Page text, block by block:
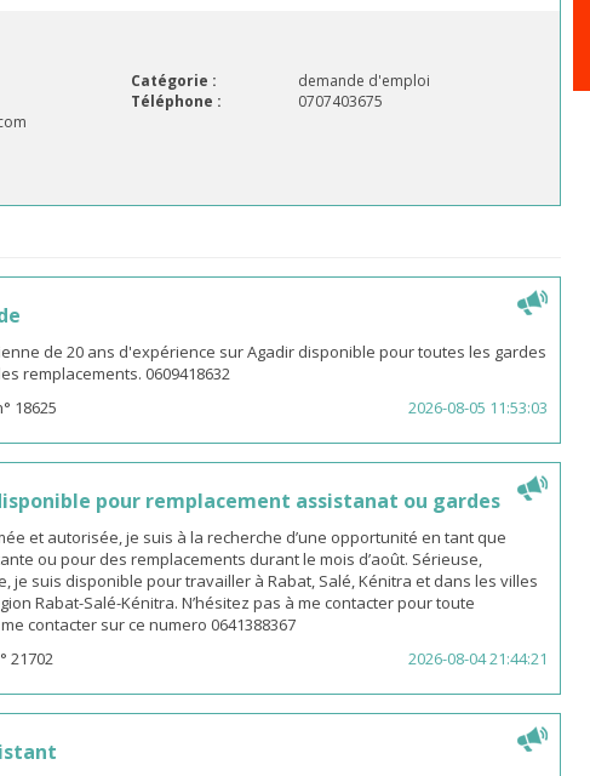
Catégorie :
demande d'emploi
Téléphone :
0707403675
de 20 ans d'expérience sur Agadir disponible pour toutes les gardes
remplacements. 0609418632
18625 2026-08-05 11:53:03
pour remplacement assistanat ou gardes
et autorisée, je suis à la recherche d’une opportunité en tant que
ou pour des remplacements durant le mois d’août. Sérieuse,
je suis disponible pour travailler à Rabat, Salé, Kénitra et dans les villes
Rabat-Salé-Kénitra. N’hésitez pas à me contacter pour toute
contacter sur ce numero 0641388367
21702 2026-08-04 21:44:21